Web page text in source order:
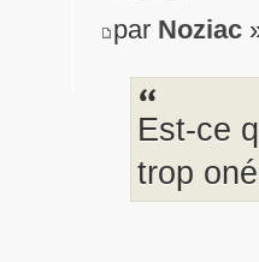
par Noziac
Est-ce
trop